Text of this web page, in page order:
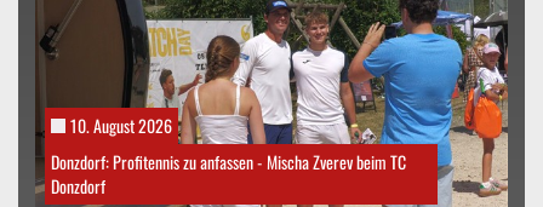
10. August 2026
Donzdorf: Profitennis zu anfassen - Mischa Zverev beim TC
Donzdorf